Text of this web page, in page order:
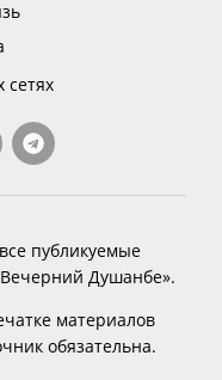
публикуемые
Душанбе».
материалов
обязательна.